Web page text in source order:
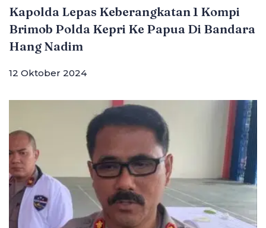
Kapolda Lepas Keberangkatan 1 Kompi
Brimob Polda Kepri Ke Papua Di Bandara
Hang Nadim
12 Oktober 2024